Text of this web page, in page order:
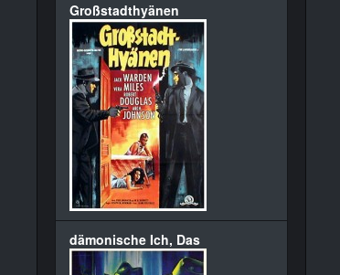
Großstadthyänen
dämonische Ich, Das